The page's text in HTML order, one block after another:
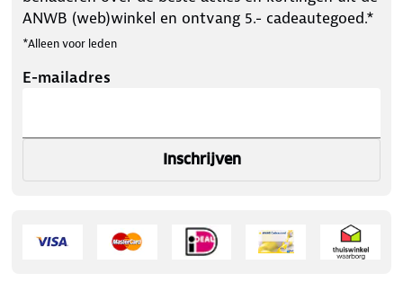
ANWB (web)winkel en ontvang 5.- cadeautegoed.*
*Alleen voor leden
E-mailadres
Inschrijven